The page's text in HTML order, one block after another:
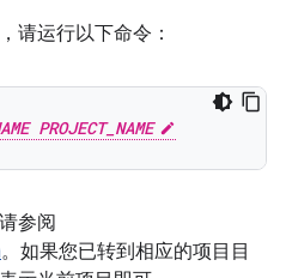
请运行以下命令：
PROJECT_NAME
参阅
。如果您已转到相应的项目目